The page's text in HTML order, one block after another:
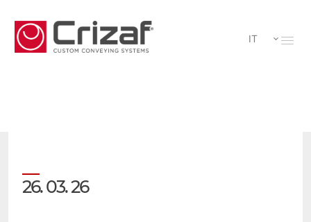
IT
26. 03. 26